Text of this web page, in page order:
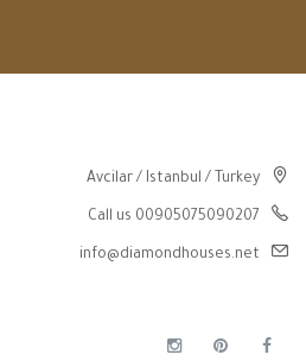
Avcilar / Istanbul / Turkey
Call us 00905075090207
info@diamondhouses.net